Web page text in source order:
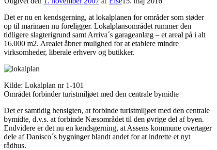
Det er nu en kendsgerning, at lokalplanen for områder som støder
op til marinaen nu foreligger. Lokalplansområdet rummer den
tidligere slagterigrund samt Arriva´s garageanlæg – et areal på i alt
16.000 m2. Arealet åbner mulighed for at etablere mindre
virksomheder, liberale erhverv og butikker.
Kilde: Lokalplan nr 1-101
Området forbinder turistmiljøet med den centrale bymidte
Det er samtidig hensigten, at forbinde turistmiljøet med den centrale
bymidte, d.v.s. at forbinde Næsområdet til den øvrige del af byen.
Endvidere er det nu en kendsgerning, at Assens kommune overtager
dele af Danisco´s bygninger blandt andet for at indrette et nyt
rådhus.